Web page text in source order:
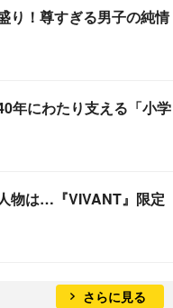
り！尊すぎる男子の純情
年にわたり支える「小学
物は…『VIVANT』限定
さらに見る